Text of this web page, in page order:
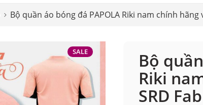
Bộ quần áo bóng đá PAPOLA Riki nam chính
SALE
Bộ
Riki
SRD